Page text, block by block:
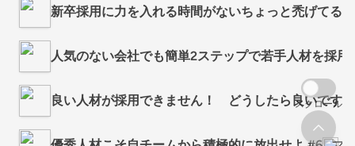
新卒採用に力を入れる時間がないちょっと禿げてる
人気のない会社でも簡単2ステップで若手人材を採用
良い人材が採用できません！ どうしたら良いです
スクロール